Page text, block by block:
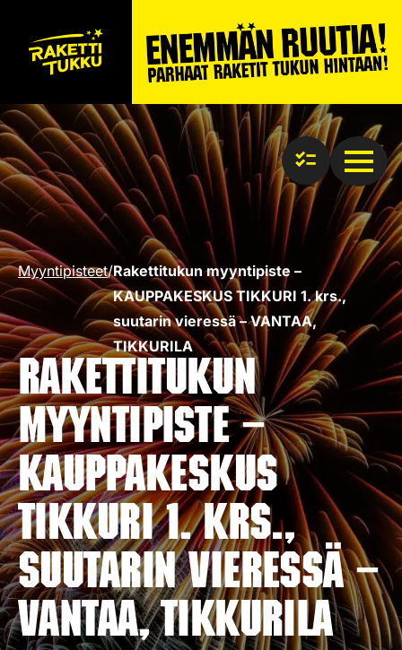
Myyntipisteet/Rakettitukun myyntipiste –
KAUPPAKESKUS TIKKURI 1. krs.,
suutarin vieressä – VANTAA,
TIKKURILA
Rakettitukun
myyntipiste –
KAUPPAKESKUS
TIKKURI 1. krs.,
suutarin vieressä –
VANTAA, TIKKURILA